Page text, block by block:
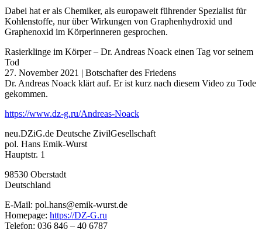
Dabei hat er als Chemiker, als europaweit führender Spezialist für
Kohlenstoffe, nur über Wirkungen von Graphenhydroxid und
Graphenoxid im Körperinneren gesprochen.
Rasierklinge im Körper – Dr. Andreas Noack einen Tag vor seinem
Tod
27. November 2021 | Botschafter des Friedens
Dr. Andreas Noack klärt auf. Er ist kurz nach diesem Video zu Tode
gekommen.
https://www.dz-g.ru/Andreas-Noack
neu.DZiG.de Deutsche ZivilGesellschaft
pol. Hans Emik-Wurst
Hauptstr. 1
98530 Oberstadt
Deutschland
E-Mail: pol.hans@emik-wurst.de
Homepage: https://DZ-G.ru
Telefon: 036 846 – 40 6787